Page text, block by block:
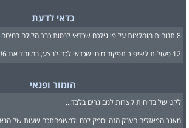
כדאי לדעת
8 תנוחות מומלצות על פי גילכם שכדאי לנסות כבר הלילה במיטה
12 פעולות לשיפור תפקוד מוחי שכדאי לכם לבצע, במיוחד את 6!
הומור ופנאי
לקט של בדיחות קצרות למבוגרים בלבד...
מאגר הפאזלים הענק הזה יספק לכם ולמשפחתכם שעות של